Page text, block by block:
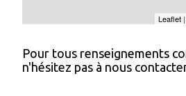
Leaflet
Pour tous renseignements
n'hésitez pas à nous